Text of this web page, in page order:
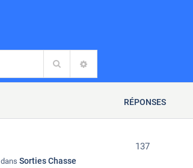
Rechercher
RÉPONSES
Sorties Chasse
137